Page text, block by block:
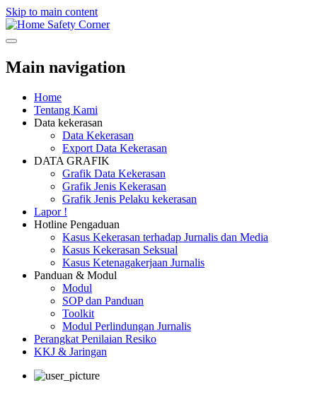
Skip to main content
Safety Corner
Main navigation
Home
Tentang Kami
Data kekerasan
Data Kekerasan
Export Data Kekerasan
DATA GRAFIK
Grafik Data Kekerasan
Grafik Jenis Kekerasan
Grafik Jenis Pelaku kekerasan
Lapor !
Hotline Pengaduan
Kasus Kekerasan terhadap Jurnalis dan Media
Kasus Kekerasan Seksual
Kasus Ketenagakerjaan Jurnalis
Panduan & Modul
Modul
SOP dan Panduan
Toolkit
Modul Perlindungan Jurnalis
Perangkat Penilaian Resiko
KKJ & Jaringan